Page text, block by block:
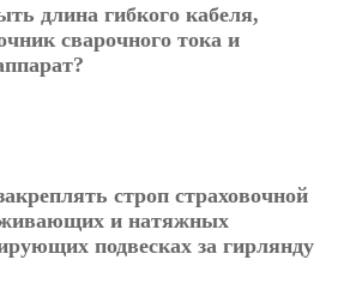
длина гибкого кабеля,
сварочного тока и
строп страховочной
и натяжных
подвесках за гирлянду